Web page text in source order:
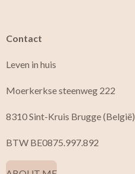
Contact
Leven in huis
Moerkerkse steenweg 222
8310 Sint-Kruis Brugge (België)
BTW BE0875.997.892